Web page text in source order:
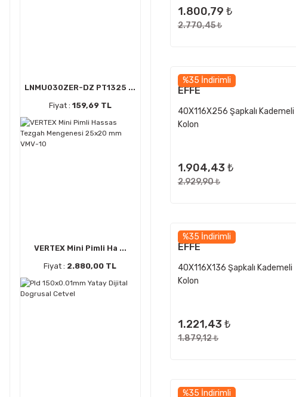
LNMU030ZER-DZ PT1325 ...
Fiyat : 159,69 TL
VERTEX Mini Pimli Ha ...
Fiyat : 2.880,00 TL
1.800,79 ₺
2.770,45 ₺
%35 İndirimli
EFFE
40X116X256 Şapkalı Kademeli
Kolon
1.904,43 ₺
2.929,90 ₺
%35 İndirimli
EFFE
40X116X136 Şapkalı Kademeli
Kolon
1.221,43 ₺
1.879,12 ₺
%35 İndirimli